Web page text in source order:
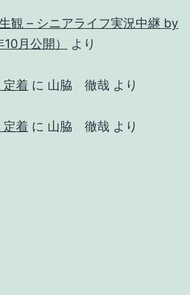
観 – シニアライフ実況中継 by
月公開）
より
定着 に 山脇 徹哉 より
定着 に 山脇 徹哉 より